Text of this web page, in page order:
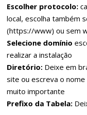
Escolher protocolo:
local, escolha também
(https://www) ou sem
Selecione domínio
realizar a instalação
Diretório: Deixe em
site ou escreva o
muito importante
Prefixo da Tabela: